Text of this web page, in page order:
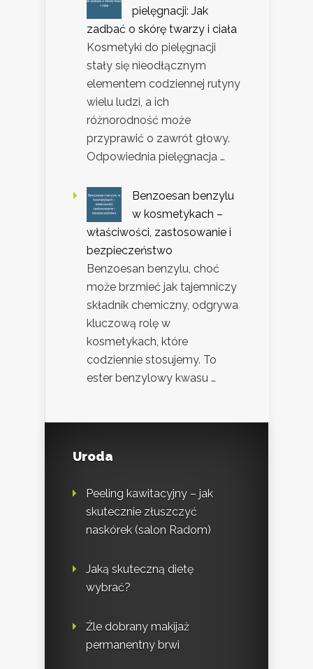
pielęgnacji: Jak
zadbać o skórę twarzy i ciała
Kosmetyki do pielęgnacji
stały się nieodłącznym
elementem codziennej rutyny
wielu ludzi, a ich
różnorodność może
przyprawić o zawrót głowy.
Odpowiednia pielęgnacja …
Benzoesan benzylu
w kosmetykach –
właściwości, zastosowanie i
bezpieczeństwo
Benzoesan benzylu, choć
może brzmieć jak tajemniczy
składnik chemiczny, odgrywa
kluczową rolę w
kosmetykach, które
codziennie stosujemy. To
ester benzylowy kwasu …
Uroda
Peeling kawitacyjny – jak
skutecznie złuszczyć
naskórek (salon Radom)
Jaką skuteczną dietę
wybrać?
Źle dobrany makijaż
permanentny brwi